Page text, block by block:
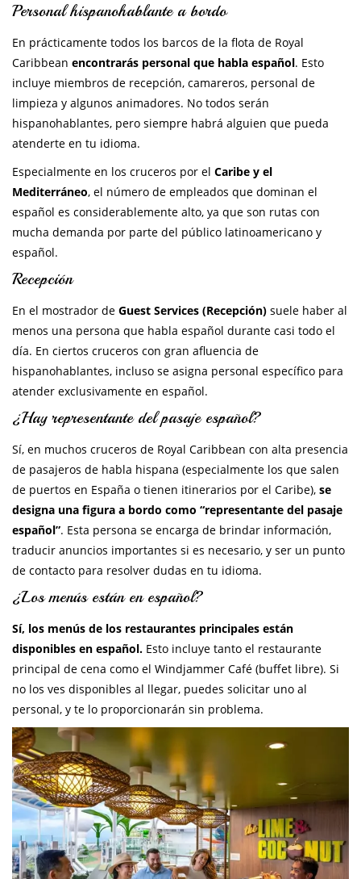
Personal hispanohablante a bordo
En prácticamente todos los barcos de la flota de Royal
Caribbean encontrarás personal que habla español. Esto
incluye miembros de recepción, camareros, personal de
limpieza y algunos animadores. No todos serán
hispanohablantes, pero siempre habrá alguien que pueda
atenderte en tu idioma.
Especialmente en los cruceros por el Caribe y el
Mediterráneo, el número de empleados que dominan el
español es considerablemente alto, ya que son rutas con
mucha demanda por parte del público latinoamericano y
español.
Recepción
En el mostrador de Guest Services (Recepción) suele haber al
menos una persona que habla español durante casi todo el
día. En ciertos cruceros con gran afluencia de
hispanohablantes, incluso se asigna personal específico para
atender exclusivamente en español.
¿Hay representante del pasaje español?
Sí, en muchos cruceros de Royal Caribbean con alta presencia
de pasajeros de habla hispana (especialmente los que salen
de puertos en España o tienen itinerarios por el Caribe), se
designa una figura a bordo como “representante del pasaje
español”. Esta persona se encarga de brindar información,
traducir anuncios importantes si es necesario, y ser un punto
de contacto para resolver dudas en tu idioma.
¿Los menús están en español?
Sí, los menús de los restaurantes principales están
disponibles en español. Esto incluye tanto el restaurante
principal de cena como el Windjammer Café (buffet libre). Si
no los ves disponibles al llegar, puedes solicitar uno al
personal, y te lo proporcionarán sin problema.